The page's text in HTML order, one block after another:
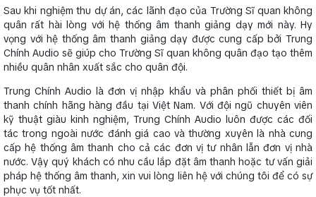
Sau khi nghiệm thu dự án, các lãnh đạo của Trường Sĩ quan không
quân rất hài lòng với hệ thống âm thanh giảng dạy mới này. Hy
vọng với hệ thống âm thanh giảng dạy được cung cấp bởi Trung
Chính Audio sẽ giúp cho Trường Sĩ quan không quân đạo tạo thêm
nhiều quân nhân xuất sắc cho quân đội.
Trung Chính Audio là đơn vị nhập khẩu và phân phối thiết bị âm
thanh chính hãng hàng đầu tại Việt Nam. Với đội ngũ chuyên viên
kỹ thuật giàu kinh nghiệm, Trung Chính Audio luôn được các đối
tác trong ngoài nước đánh giá cao và thường xuyên là nhà cung
cấp hệ thống âm thanh cho cả các đơn vị tư nhân lẫn đơn vị nhà
nước. Vậy quý khách có nhu cầu lắp đặt âm thanh hoặc tư vấn giải
pháp hệ thống âm thanh, xin vui lòng liên hệ với chúng tôi để có sự
phục vụ tốt nhất.